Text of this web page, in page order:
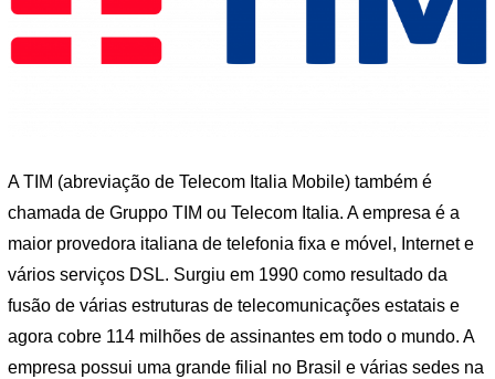
A TIM (abreviação de Telecom Italia Mobile) também é
chamada de Gruppo TIM ou Telecom Italia. A empresa é a
maior provedora italiana de telefonia fixa e móvel, Internet e
vários serviços DSL. Surgiu em 1990 como resultado da
fusão de várias estruturas de telecomunicações estatais e
agora cobre 114 milhões de assinantes em todo o mundo. A
empresa possui uma grande filial no Brasil e várias sedes na